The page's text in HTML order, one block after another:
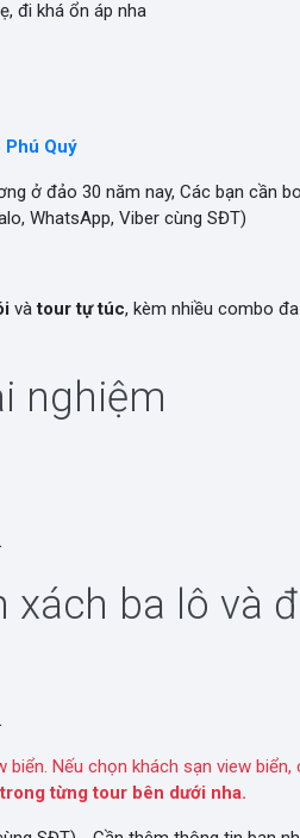
đi khá ổn áp nha
Phú Quý
ở đảo 30 năm nay, Các bạn cần
WhatsApp, Viber cùng SĐT)
vàtour tự túc, kèm nhiều combo
nghiệm
xách ba lô và
Nếu chọn khách sạn view
từng tour bên dưới nha.